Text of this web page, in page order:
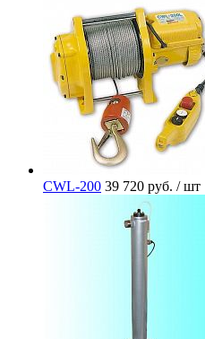
CWL-200 39 720 руб. / шт